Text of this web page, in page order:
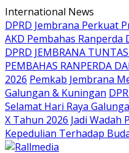
Langsung
ke
konten
International News
DPRD Jembrana Perkuat
AKD Pembahas Ranperda
DPRD JEMBRANA
PEMBAHAS RANPERDA
2026 Pemkab Jembrana
Galungan & Kuningan
Selamat Hari Raya
X Tahun 2026 Jadi Wadah
Kepedulian Terhadap